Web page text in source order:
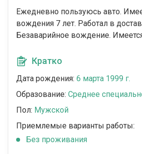
Ежедневно пользуюсь авто.
вождения 7 лет. Работал в
Безаварийное вождение.
Кратко
Дата рождения: 6 марта 1999 г.
Образование: Среднее
Пол: Мужской
Приемлемые варианты работы:
Без проживания